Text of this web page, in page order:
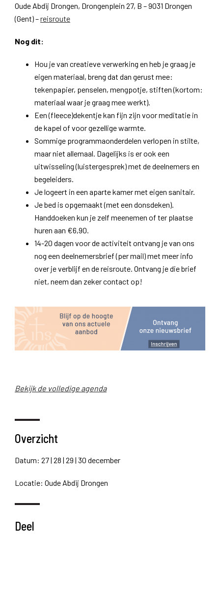
Oude Abdij Drongen, Drongenplein 27, B – 9031 Drongen
(Gent) –reisroute
Nog dit:
Hou je van creatieve verwerking en heb je graag je
eigen materiaal, breng dat dan gerust mee:
tekenpapier, penselen, mengpotje, stiften (kortom:
materiaal waar je graag mee werkt).
Een (fleece)dekentje kan fijn zijn voor meditatie in
de kapel of voor gezellige warmte.
Sommige programmaonderdelen verlopen in stilte,
maar niet allemaal. Dagelijks is er ook een
uitwisseling (luistergesprek) met de deelnemers en
begeleiders.
Je logeert in een aparte kamer met eigen sanitair.
Je bed is opgemaakt (met een donsdeken).
Handdoeken kun je zelf meenemen of ter plaatse
huren aan €6,90.
14-20 dagen voor de activiteit ontvang je van ons
nog een deelnemersbrief (per mail) met meer info
over je verblijf en de reisroute. Ontvang je die brief
niet, neem dan zeker contact op!
Bekijk de volledige agenda
Overzicht
Datum: 27 | 28 | 29 | 30 december
Locatie: Oude Abdij Drongen
Deel